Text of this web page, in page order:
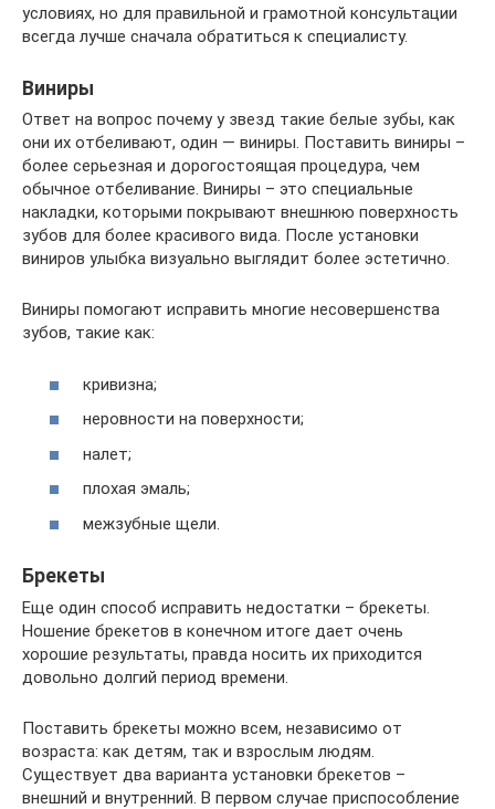
условиях, но для правильной и грамотной консультации
всегда лучше сначала обратиться к специалисту.
Виниры
Ответ на вопрос почему у звезд такие белые зубы, как
они их отбеливают, один — виниры. Поставить виниры –
более серьезная и дорогостоящая процедура, чем
обычное отбеливание. Виниры – это специальные
накладки, которыми покрывают внешнюю поверхность
зубов для более красивого вида. После установки
виниров улыбка визуально выглядит более эстетично.
Виниры помогают исправить многие несовершенства
зубов, такие как:
кривизна;
неровности на поверхности;
налет;
плохая эмаль;
межзубные щели.
Брекеты
Еще один способ исправить недостатки – брекеты.
Ношение брекетов в конечном итоге дает очень
хорошие результаты, правда носить их приходится
довольно долгий период времени.
Поставить брекеты можно всем, независимо от
возраста: как детям, так и взрослым людям.
Существует два варианта установки брекетов –
внешний и внутренний. В первом случае приспособление